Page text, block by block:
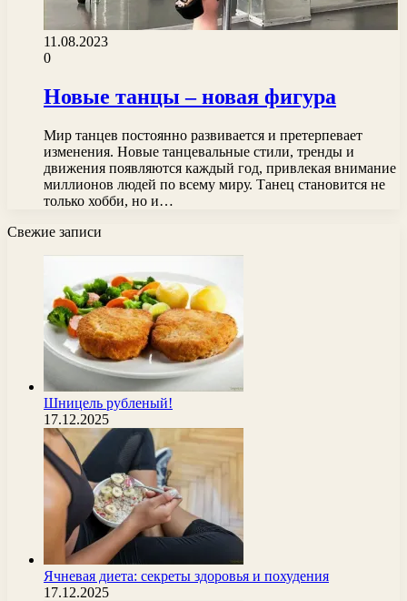
11.08.2023
0
Новые танцы – новая фигура
Мир танцев постоянно развивается и претерпевает
изменения. Новые танцевальные стили, тренды и
движения появляются каждый год, привлекая внимание
миллионов людей по всему миру. Танец становится не
только хобби, но и…
Свежие записи
Шницель рубленый!
17.12.2025
Ячневая диета: секреты здоровья и похудения
17.12.2025